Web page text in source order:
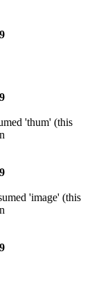
'thum' (this
'image' (this